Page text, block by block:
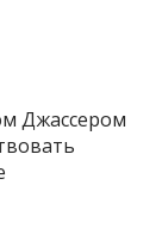
Джассером